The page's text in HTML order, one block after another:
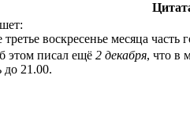
воскресенье месяца часть
этом писал ещё 2 декабря, что в
до 21.00.